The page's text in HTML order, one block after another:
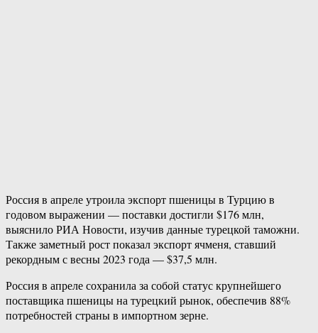
Россия в апреле утроила экспорт пшеницы в Турцию в
годовом выражении — поставки достигли $176 млн,
выяснило РИА Новости, изучив данные турецкой таможни.
Также заметный рост показал экспорт ячменя, ставший
рекордным с весны 2023 года — $37,5 млн.
Россия в апреле сохранила за собой статус крупнейшего
поставщика пшеницы на турецкий рынок, обеспечив 88%
потребностей страны в импортном зерне.